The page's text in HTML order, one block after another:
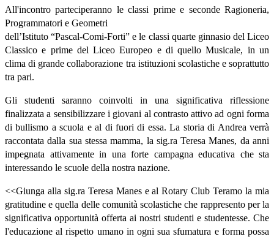
All'incontro parteciperanno le classi prime e seconde Ragioneria,
Programmatori e Geometri
dell’Istituto “Pascal-Comi-Forti” e le classi quarte ginnasio del Liceo
Classico e prime del Liceo Europeo e di quello Musicale, in un
clima di grande collaborazione tra istituzioni scolastiche e soprattutto
tra pari.
Gli studenti saranno coinvolti in una significativa riflessione
finalizzata a sensibilizzare i giovani al contrasto attivo ad ogni forma
di bullismo a scuola e al di fuori di essa. La storia di Andrea verrà
raccontata dalla sua stessa mamma, la sig.ra Teresa Manes, da anni
impegnata attivamente in una forte campagna educativa che sta
interessando le scuole della nostra nazione.
<<Giunga alla sig.ra Teresa Manes e al Rotary Club Teramo la mia
gratitudine e quella delle comunità scolastiche che rappresento per la
significativa opportunità offerta ai nostri studenti e studentesse. Che
l'educazione al rispetto umano in ogni sua sfumatura e forma possa